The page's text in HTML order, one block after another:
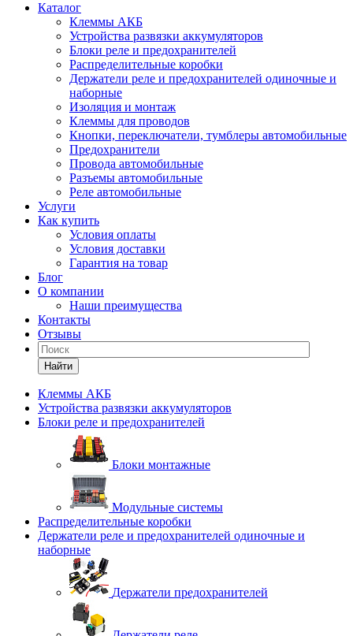
Каталог
Клеммы АКБ
Устройства развязки аккумуляторов
Блоки реле и предохранителей
Распределительные коробки
Держатели реле и предохранителей одиночные и
наборные
Изоляция и монтаж
Клеммы для проводов
Кнопки, переключатели, тумблеры автомобильные
Предохранители
Провода автомобильные
Разъемы автомобильные
Реле автомобильные
Услуги
Как купить
Условия оплаты
Условия доставки
Гарантия на товар
Блог
О компании
Наши преимущества
Контакты
Отзывы
Найти
Клеммы АКБ
Устройства развязки аккумуляторов
Блоки реле и предохранителей
Блоки монтажные
Модульные системы
Распределительные коробки
Держатели реле и предохранителей одиночные и
наборные
Держатели предохранителей